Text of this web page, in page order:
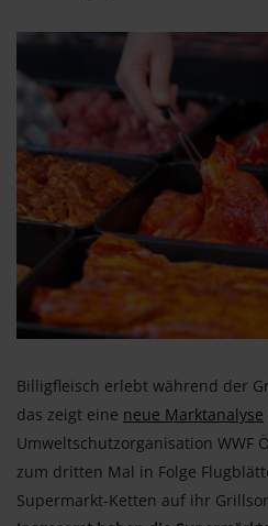
Billigfleisch erlebt während der
das zeigt eine neue Marktanalyse
Umweltschutzorganisation WWF
zum dritten Mal in Folge
Supermarkt-Ketten auf ihr